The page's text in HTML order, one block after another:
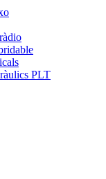
PLT